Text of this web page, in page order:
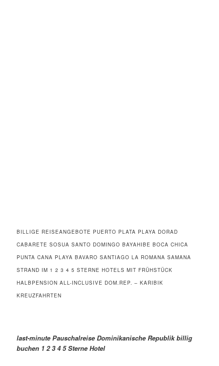
BILLIGE REISEANGEBOTE PUERTO PLATA PLAYA DORAD
CABARETE SOSUA SANTO DOMINGO BAYAHIBE BOCA CHICA
PUNTA CANA PLAYA BAVARO SANTIAGO LA ROMANA SAMANA
STRAND IM 1 2 3 4 5 STERNE HOTELS MIT FRÜHSTÜCK
HALBPENSION ALL-INCLUSIVE DOM.REP. – KARIBIK
KREUZFAHRTEN
last-minute Pauschalreise Dominikanische Republik billig
buchen 1 2 3 4 5 Sterne Hotel